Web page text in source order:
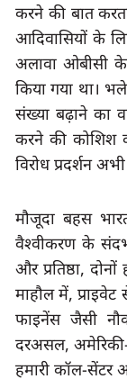
करने की बात
आदिवासियों के
अलावा ओबीसी
किया गया था।
संख्या बढ़ाने का
करने की कोशिश
विरोध प्रदर्शन
मौजूदा बहस
वैश्वीकरण के
और प्रतिष्ठा,
माहौल में,
फाइनेंस जैसी
दरअसल,
हमारी कॉल-सेंटर